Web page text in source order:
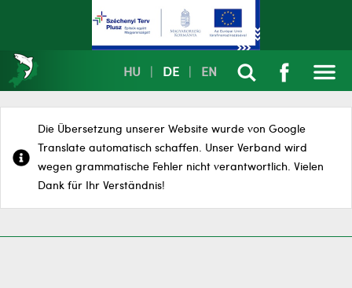
HU DE EN
Die Übersetzung unserer Website wurde von Google
Translate automatisch schaffen. Unser Verband wird
wegen grammatische Fehler nicht verantwortlich. Vielen
Dank für Ihr Verständnis!